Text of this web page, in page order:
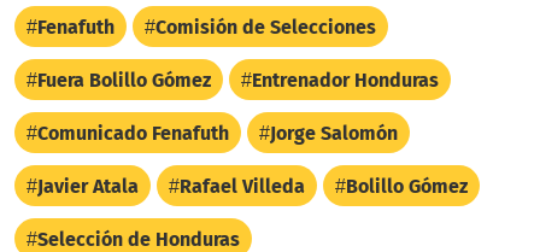
Fenafuth Comisión de Selecciones
Fuera Bolillo Gómez Entrenador Honduras
Comunicado Fenafuth Jorge Salomón
Javier Atala Rafael Villeda Bolillo Gómez
Selección de Honduras